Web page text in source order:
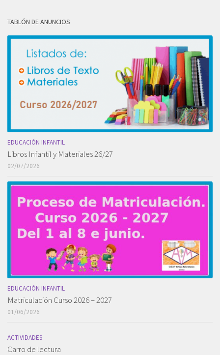
TABLÓN DE ANUNCIOS
EDUCACIÓN INFANTIL
Libros Infantil y Materiales 26/27
02/07/2026
EDUCACIÓN INFANTIL
Matriculación Curso 2026 – 2027
01/06/2026
ACTIVIDADES
Carro de lectura